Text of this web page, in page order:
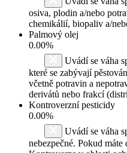
osiva, plodin a/nebo
chemikálií, biopaliv a/
Palmový olej
0.00%
Uvádí se váha
které se zabývají
včetně potravin a
derivátů nebo frakcí
Kontroverzní pesticidy
0.00%
Uvádí se váha
nebezpečné. Pokud